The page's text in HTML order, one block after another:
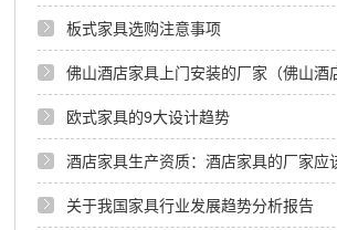
板式家具选购注意事项
佛山酒店家具上门安装的厂家（佛山酒
欧式家具的9大设计趋势
关于我国家具行业发展趋势分析报告